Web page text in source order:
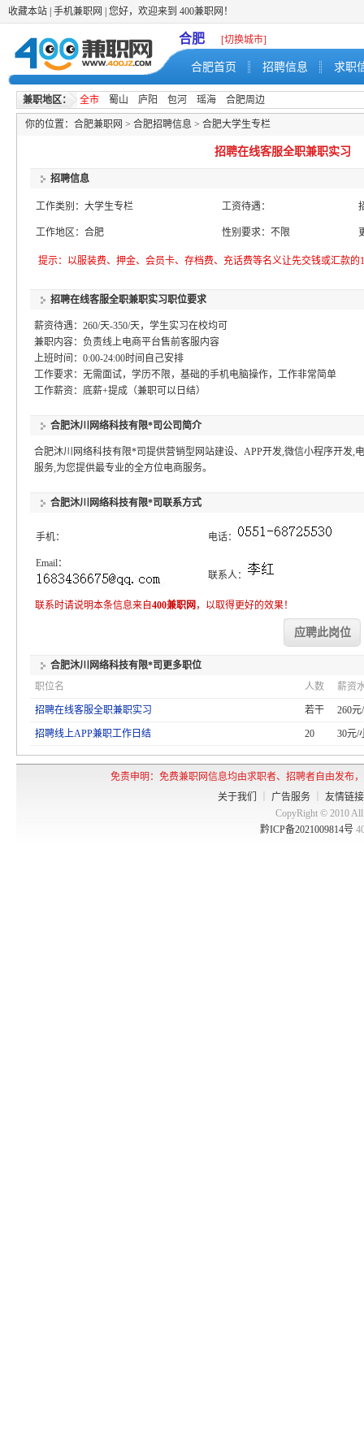
收藏本站 手机兼职网 | 您好，欢迎来到 400兼职网！
合肥 [切换城市]
合肥首页 招聘信息 求职
兼职地区： 全市 蜀山 庐阳 包河 瑶海 合肥周边
你的位置： 合肥兼职网 > 合肥招聘信息 > 合肥大学生专栏
招聘在线客服全职兼职实习
招聘信息
工作类别：大学生专栏 工资待遇：
工作地区：合肥 性别要求：不限
提示：以服装费、押金、会员卡、存档费、充话费等名义让先交钱或汇款的
招聘在线客服全职兼职实习职位要求
薪资待遇：260/天-350/天，学生实习在校均可
兼职内容：负责线上电商平台售前客服内容
上班时间：0:00-24:00时间自己安排
工作要求：无需面试，学历不限，基础的手机电脑操作，工作非常简单
工作薪资：底薪+提成（兼职可以日结）
合肥沐川网络科技有限*司公司简介
合肥沐川网络科技有限*司提供营销型网站建设、APP开发,微信小程序开发,
服务,为您提供最专业的全方位电商服务。
合肥沐川网络科技有限*司联系方式
手机： 电话：
Email：
联系人：
联系时请说明本条信息来自400兼职网 ，以取得更好的效果！
应聘此岗位
合肥沐川网络科技有限*司更多职位
职位名
人数 薪资
招聘在线客服全职兼职实习 若干 260元
招聘线上APP兼职工作日结 20 30元/
免责申明：免费兼职网信息均由求职者、招聘者自由发布
关于我们
广告服务
友情链接
CopyRight © 2010
黔ICP备2021009814号